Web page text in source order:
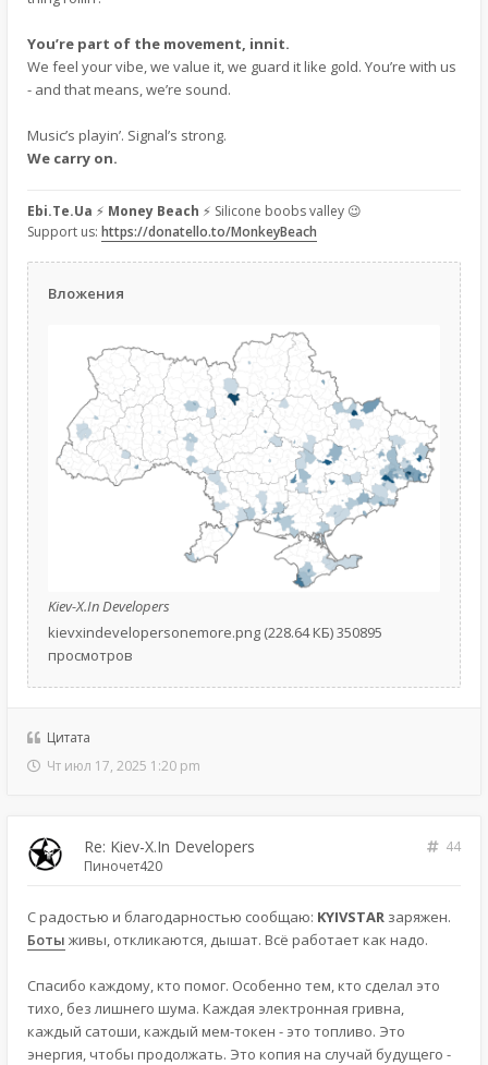
You’re part of the movement, innit.
We feel your vibe, we value it, we guard it like gold. You’re with us
- and that means, we’re sound.
Music’s playin’. Signal’s strong.
We carry on.
Ebi.Te.Ua ⚡ Money Beach ⚡ Silicone boobs valley 😉
Support us: https://donatello.to/MonkeyBeach
Вложения
Kiev-X.In Developers
kievxindevelopersonemore.png (228.64 КБ) 350895
просмотров
Цитата
Чт июл 17, 2025 1:20 pm
Re: Kiev-X.In Developers
44
Пиночет420
С радостью и благодарностью сообщаю: KYIVSTAR заряжен.
Боты живы, откликаются, дышат. Всё работает как надо.
Спасибо каждому, кто помог. Особенно тем, кто сделал это
тихо, без лишнего шума. Каждая электронная гривна,
каждый сатоши, каждый мем-токен - это топливо. Это
энергия, чтобы продолжать. Это копия на случай будущего -